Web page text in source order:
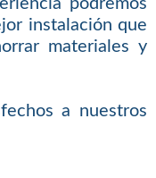
podremos
instalación que
materiales y
a nuestros